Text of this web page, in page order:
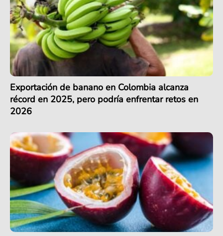
Exportación de banano en Colombia alcanza
récord en 2025, pero podría enfrentar retos en
2026